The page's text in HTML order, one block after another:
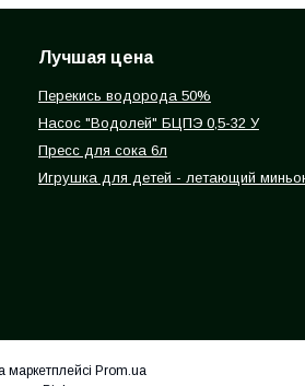
Лучшая цена
Перекись водорода 50%
Насос "Водолей" БЦПЭ 0,5-32 У
Пресс для сока 6л
Игрушка для детей - летающий
маркетплейсі Prom.ua